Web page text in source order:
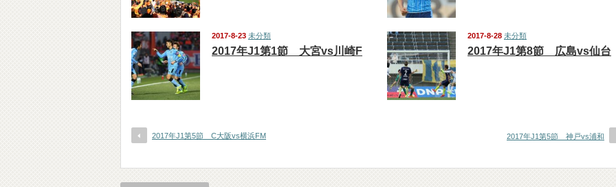
2017-8-23 未分類
2017年J1第1節 大宮vs川崎F
2017-8-28 未分類
2017年J1第8節 広島vs仙台
2017年J1第5節 C大阪vs横浜FM 2017年J1第5節 神戸vs浦和